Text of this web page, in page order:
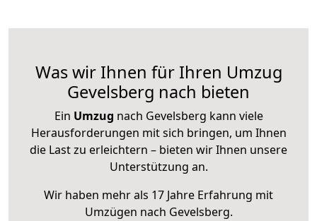
Was wir Ihnen für Ihren Umzug
Gevelsberg nach bieten
Ein Umzug nach Gevelsberg kann viele
Herausforderungen mit sich bringen, um Ihnen
die Last zu erleichtern – bieten wir Ihnen unsere
Unterstützung an.
Wir haben mehr als 17 Jahre Erfahrung mit
Umzügen nach Gevelsberg.